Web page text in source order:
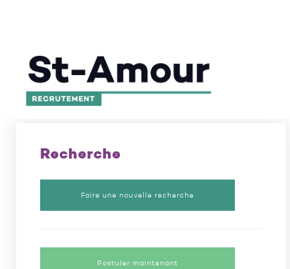
Recherche
Faire une nouvelle recherche
Postuler maintenant